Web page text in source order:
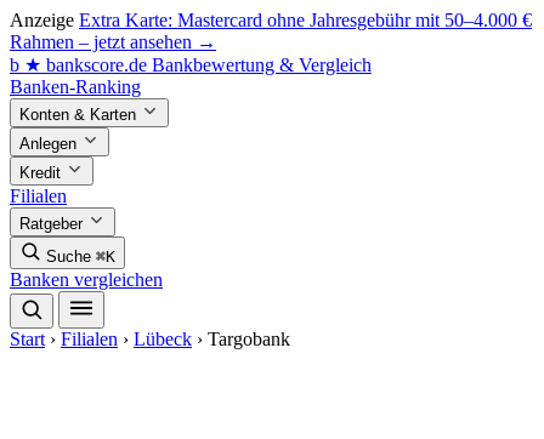
Anzeige Extra Karte: Mastercard ohne Jahresgebühr mit 50–4.000 €
Rahmen – jetzt ansehen →
b ★ bankscore.de Bankbewertung & Vergleich
Banken-Ranking
Konten & Karten
Anlegen
Kredit
Filialen
Ratgeber
Suche ⌘K
Banken vergleichen
Start › Filialen › Lübeck › Targobank